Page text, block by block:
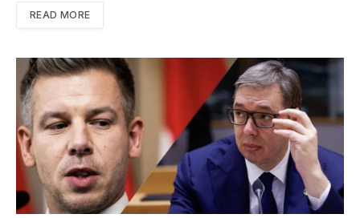
READ MORE